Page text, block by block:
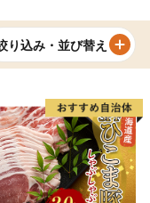
り込み・並び替え